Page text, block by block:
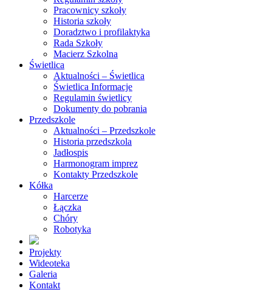
Pracownicy szkoły
Historia szkoły
Doradztwo i profilaktyka
Rada Szkoły
Macierz Szkolna
Świetlica
Aktualności – Świetlica
Świetlica Informacje
Regulamin świetlicy
Dokumenty do pobrania
Przedszkole
Aktualności – Przedszkole
Historia przedszkola
Jadłospis
Harmonogram imprez
Kontakty Przedszkole
Kółka
Harcerze
Łączka
Chóry
Robotyka
Projekty
Wideoteka
Galeria
Kontakt